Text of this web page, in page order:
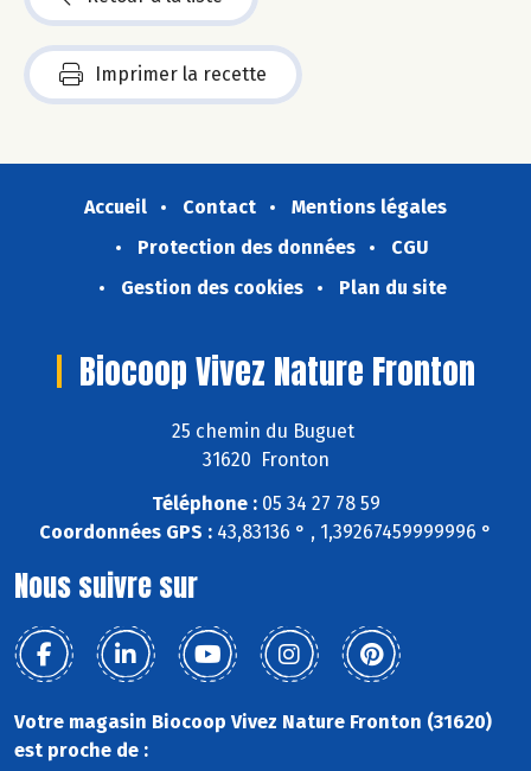
Imprimer la recette
Accueil Contact
Mentions légales
Protection des données
CGU
Gestion des cookies
Plan du site
Biocoop Vivez Nature Fronton
25 chemin du Buguet
31620 Fronton
Téléphone :05 34 27 78 59
Coordonnées GPS : 43,83136 ° , 1,39267459999996 °
Nous suivre sur
Votre magasin Biocoop Vivez Nature Fronton (31620)
est proche de :